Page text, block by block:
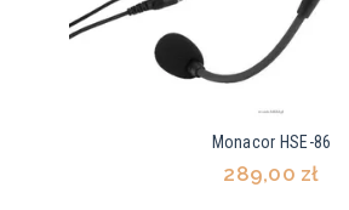
Monacor HSE-86
289,00 zł